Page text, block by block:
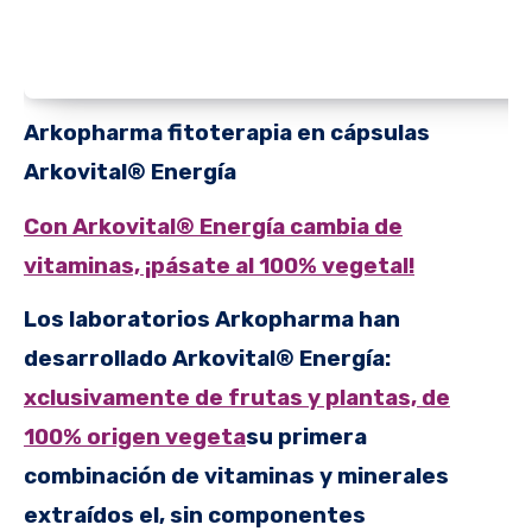
Arkopharma fitoterapia en cápsulas
Arkovital® Energía
Con Arkovital® Energía cambia de
vitaminas, ¡pásate al 100% vegetal!
Los laboratorios Arkopharma han
desarrollado Arkovital® Energía:
xclusivamente de frutas y plantas, de
100% origen vegetasu primera
combinación de vitaminas y minerales
extraídos el, sin componentes